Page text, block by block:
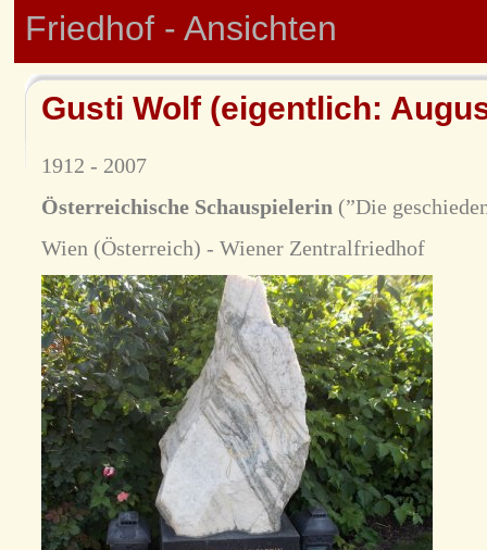
Friedhof - Ansichten
Gusti Wolf (eigentlich:
1912 - 2007
Österreichische Schauspielerin (”Die
Wien (Österreich) - Wiener Zentralfriedhof